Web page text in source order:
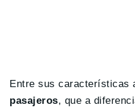
Entre sus características
pasajeros, que a